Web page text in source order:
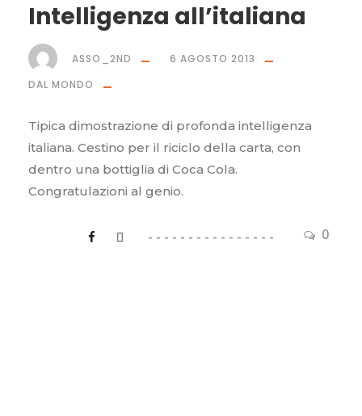
Intelligenza all’italiana
0
ASSO_2ND
6 AGOSTO 2013
DAL MONDO
Tipica dimostrazione di profonda intelligenza
italiana. Cestino per il riciclo della carta, con
dentro una bottiglia di Coca Cola.
Congratulazioni al genio.